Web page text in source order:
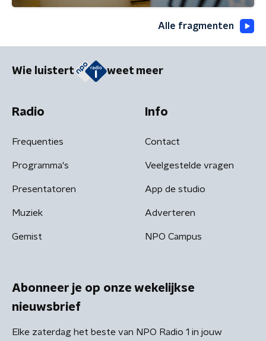
Alle fragmenten
Wie luistert weet meer
Radio
Frequenties
Programma's
Presentatoren
Muziek
Gemist
Info
Contact
Veelgestelde vragen
App de studio
Adverteren
NPO Campus
Abonneer je op onze wekelijkse
nieuwsbrief
Elke zaterdag het beste van NPO Radio 1 in jouw